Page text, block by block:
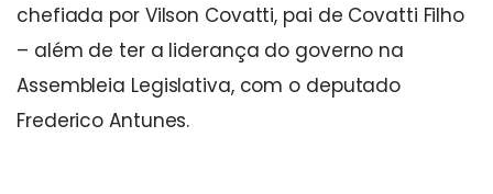
chefiada por Vilson Covatti, pai de Covatti Filho
– além de ter a liderança do governo na
Assembleia Legislativa, com o deputado
Frederico Antunes.